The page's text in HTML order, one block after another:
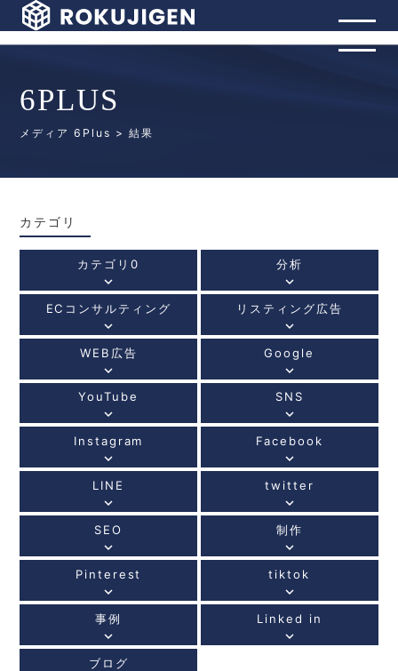
6PLUS
メディア 6Plus > 結果
カテゴリ
カテゴリ0
keyboard_arrow_down
分析
keyboard_arrow_down
ECコンサルティング
keyboard_arrow_down
リスティング広告
keyboard_arrow_down
WEB広告
keyboard_arrow_down
Google
keyboard_arrow_down
YouTube
keyboard_arrow_down
SNS
keyboard_arrow_down
Instagram
keyboard_arrow_down
Facebook
keyboard_arrow_down
LINE
keyboard_arrow_down
twitter
keyboard_arrow_down
SEO
keyboard_arrow_down
制作
keyboard_arrow_down
Pinterest
keyboard_arrow_down
tiktok
keyboard_arrow_down
事例
keyboard_arrow_down
Linked in
keyboard_arrow_down
ブログ